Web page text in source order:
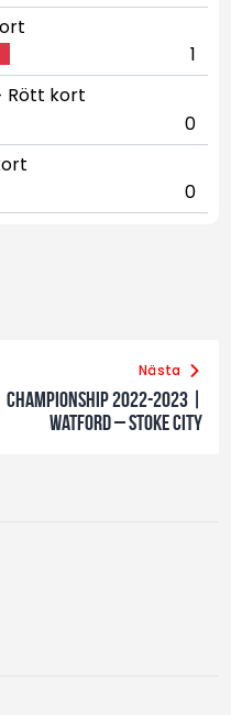
1
Rött kort
0
0
Nästa
Championship 2022-2023 |
Watford – Stoke City